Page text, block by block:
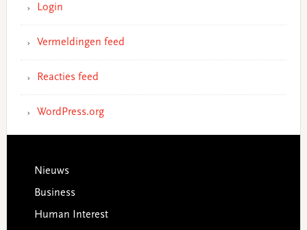
Login
Vermeldingen feed
Reacties feed
WordPress.org
Footer
Nieuws
Business
Human Interest